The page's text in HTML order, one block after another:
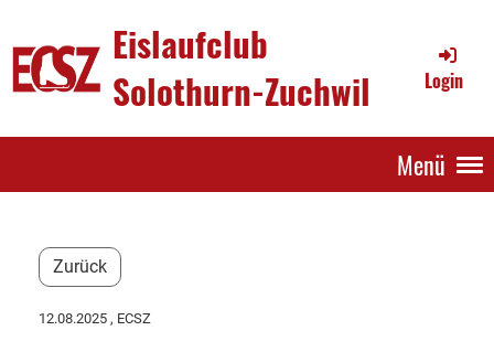
Eislaufclub
Solothurn-Zuchwil
Login
Menü
Zurück
12.08.2025 , ECSZ